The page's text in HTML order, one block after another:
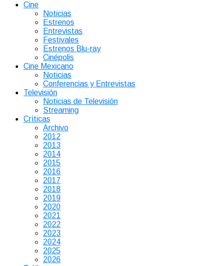
Cine
Noticias
Estrenos
Entrevistas
Festivales
Estrenos Blu-ray
Cinépolis
Cine Mexicano
Noticias
Conferencias y Entrevistas
Televisión
Noticias de Televisión
Streaming
Críticas
Archivo
2012
2013
2014
2015
2016
2017
2018
2019
2020
2021
2022
2023
2024
2025
2026